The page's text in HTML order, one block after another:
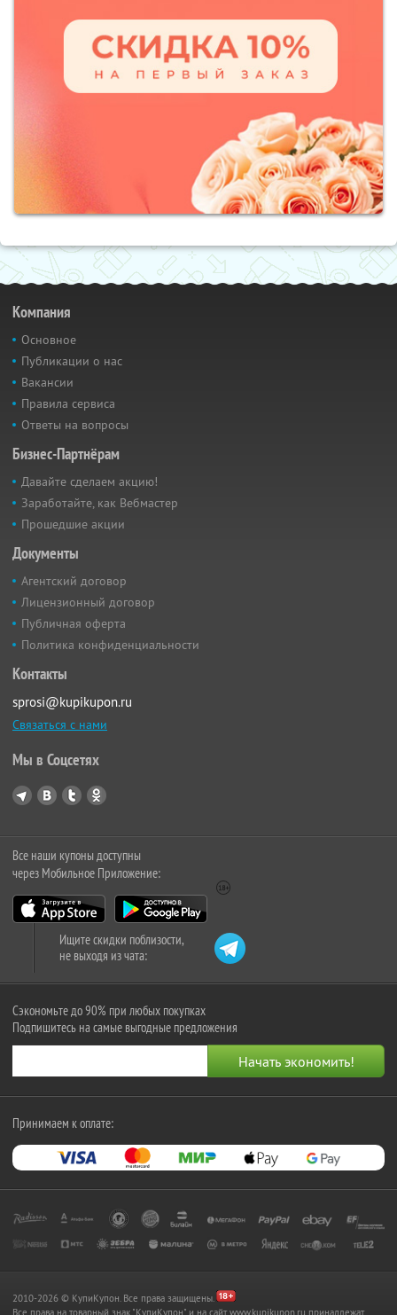
Компания
Основное
Публикации о нас
Вакансии
Правила сервиса
Ответы на вопросы
Бизнес-Партнёрам
Давайте сделаем акцию!
Заработайте, как Вебмастер
Прошедшие акции
Документы
Агентский договор
Лицензионный договор
Публичная оферта
Политика конфиденциальности
Контакты
sprosi@kupikupon.ru
Связаться с нами
Мы в Соцсетях
Все наши купоны доступны
через Мобильное Приложение:
Ищите скидки поблизости,
не выходя из чата:
Сэкономьте до 90% при любых покупках
Подпишитесь на самые выгодные предложения
Принимаем к оплате:
2010-2026 © КупиКупон. Все права защищены.
Все права на товарный знак "КупиКупон" и на сайт www.kupikupon.ru принадлежат